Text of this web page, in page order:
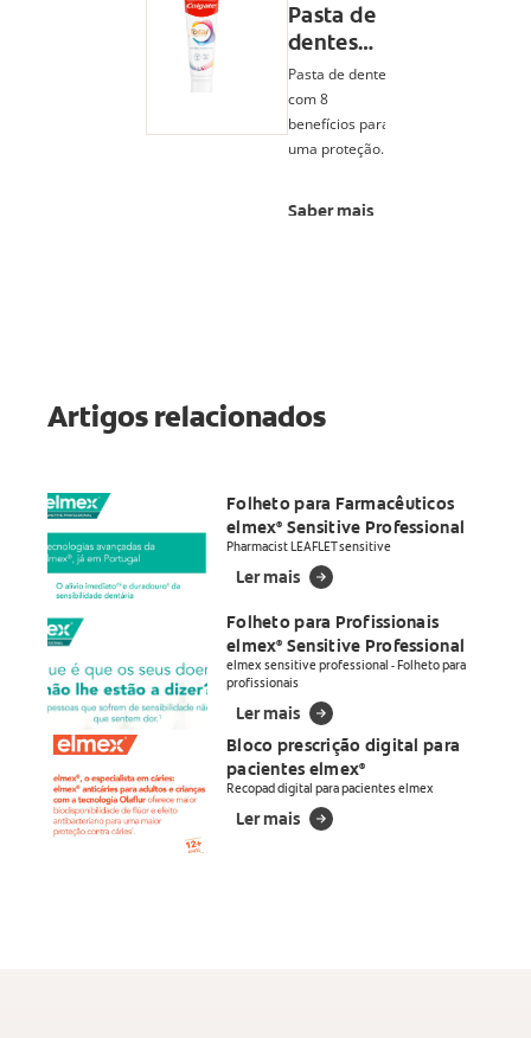
Pasta de
dentes
Colgate
Total
Prevenção
Ativa
Pasta de dentes
com 8
benefícios para
uma proteção
Saber mais
Artigos relacionados
Folheto para Farmacêuticos
elmex® Sensitive Professional
Pharmacist LEAFLET sensitive
Ler mais
Folheto para Profissionais
elmex® Sensitive Professional
elmex sensitive professional - Folheto para
profissionais
Ler mais
Bloco prescrição digital para
pacientes elmex®
Recopad digital para pacientes elmex
Ler mais